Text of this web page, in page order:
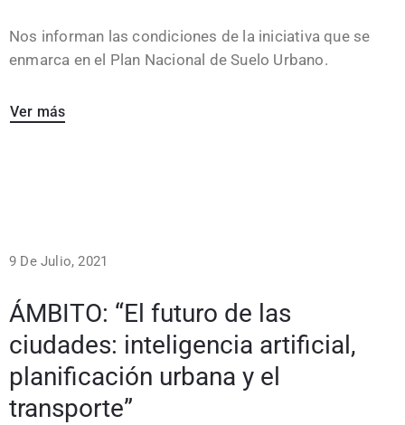
Nos informan las condiciones de la iniciativa que se
enmarca en el Plan Nacional de Suelo Urbano.
Ver más
9 De Julio, 2021
ÁMBITO: “El futuro de las
ciudades: inteligencia artificial,
planificación urbana y el
transporte”